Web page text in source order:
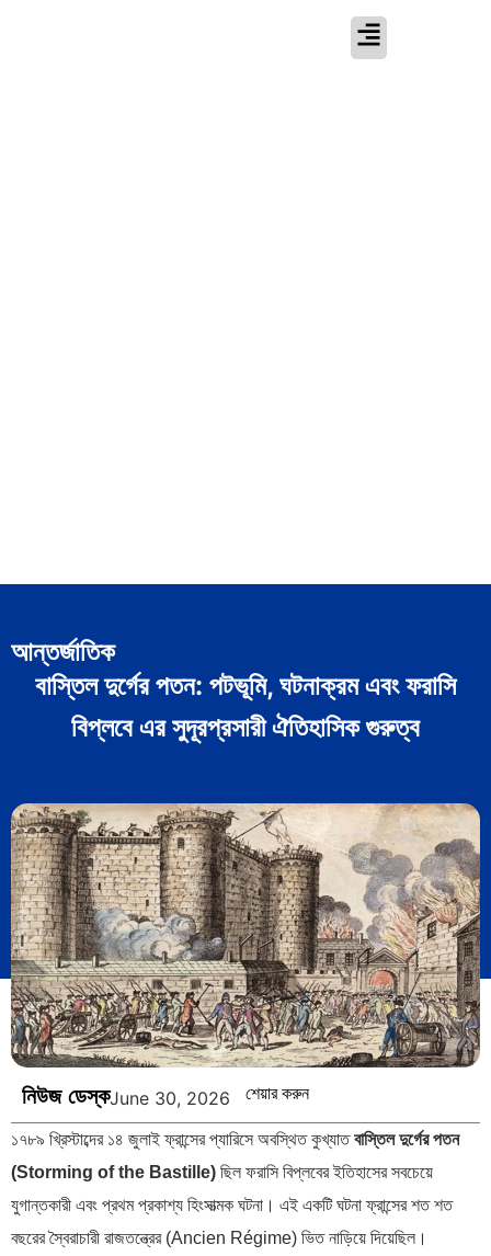
আন্তর্জাতিক
বাস্তিল দুর্গের পতন: পটভূমি, ঘটনাক্রম এবং ফরাসি
বিপ্লবে এর সুদূরপ্রসারী ঐতিহাসিক গুরুত্ব
নিউজ ডেস্কJune 30, 2026 শেয়ার করুন
১৭৮৯ খ্রিস্টাব্দের ১৪ জুলাই ফ্রান্সের প্যারিসে অবস্থিত কুখ্যাতবাস্তিল দুর্গের পতন
(Storming of the Bastille) ছিল ফরাসি বিপ্লবের ইতিহাসের সবচেয়ে
যুগান্তকারী এবং প্রথম প্রকাশ্য হিংসাত্মক ঘটনা। এই একটি ঘটনা ফ্রান্সের শত শত
বছরের স্বৈরাচারী রাজতন্ত্রের (Ancien Régime) ভিত নাড়িয়ে দিয়েছিল।